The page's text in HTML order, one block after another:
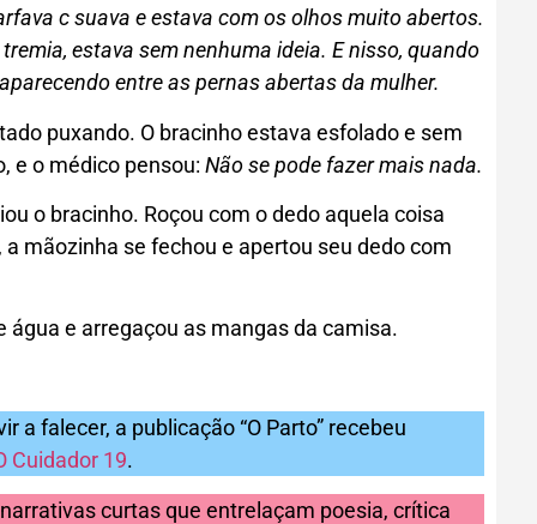
c suava e estava com os olhos muito abertos.
estava sem nenhu­ma ideia. E nisso, quando
entre as pernas abertas da mulher.
puxando. O bracinho estava esfolado e sem
e o médico pensou: Não se po­de fazer mais nada.
o bra­cinho. Roçou com o dedo aquela coisa
mãozinha se fechou e apertou seu dedo com
e arregaçou as mangas da camisa.
a falecer, a publicação “O Parto” recebeu
Cuidador 19.
curtas que entrelaçam poesia, crítica